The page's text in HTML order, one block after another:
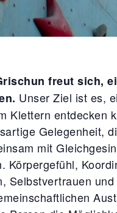
freut sich,
Unser Ziel ist es,
Klettern entdecken
Gelegenheit,
mit
Körpergefühl,
Selbstvertrauen